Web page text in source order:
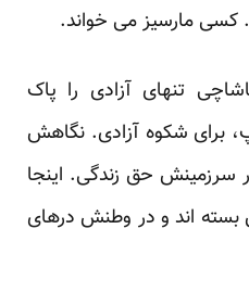
کسی مارسیز می خواند.
تنهای آزادی را پاک
برای شکوه آزادی. نگاهش
سرزمینش حق زندگی. اینجا
بسته اند و در وطنش درهای